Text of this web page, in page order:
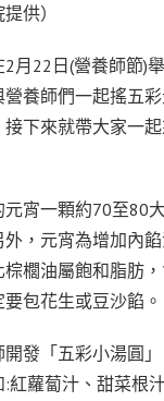
供）
月22日(營養師節)
養師們一起搖五
下來就帶大家一
宵一顆約70至80
，元宵為增加內
櫚油屬飽和脂肪
包花生或豆沙餡。
發「五彩小湯圓
紅蘿蔔汁、甜菜根